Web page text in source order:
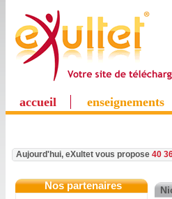
accueil enseignements
Aujourd'hui, eXultet vous propose 40
Nos partenaires